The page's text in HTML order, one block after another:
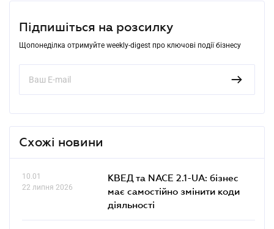
Підпишіться на розсилку
Щопонеділка отримуйте weekly-digest про ключові події бізнесу
Схожі новини
10.01
22 липня 2026
КВЕД та NACE 2.1-UA: бізнес
має самостійно змінити коди
діяльності